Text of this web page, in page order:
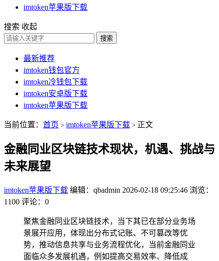
imtoken苹果版下载
搜索 收起
搜索
最新推荐
imtoken钱包官方
imtoken冷钱包下载
imtoken安卓版下载
imtoken苹果版下载
当前位置： 首页 > imtoken苹果版下载 > 正文
金融同业区块链技术现状，机遇、挑战与
未来展望
imtoken苹果版下载 编辑：qbadmin 2026-02-18 09:25:46 浏览：
1100 评论：0
聚焦金融同业区块链技术，当下其已在部分业务场
景展开应用，体现出分布式记账、不可篡改等优
势，推动信息共享与业务流程优化，当前金融同业
面临众多发展机遇，例如提高交易效率、降低成